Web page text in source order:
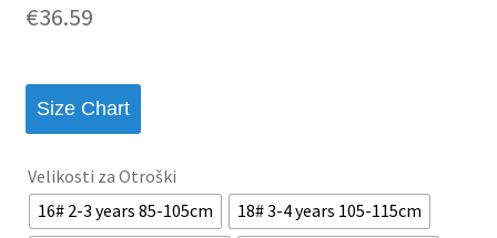
€36.59
Size Chart
Velikosti za Otroški
16# 2-3 years 85-105cm
18# 3-4 years 105-115cm